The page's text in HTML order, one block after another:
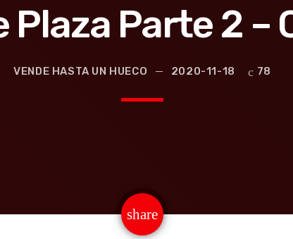
Parte 2 –
VENDE HASTA UN HUECO 2020-11-18 78
share
email